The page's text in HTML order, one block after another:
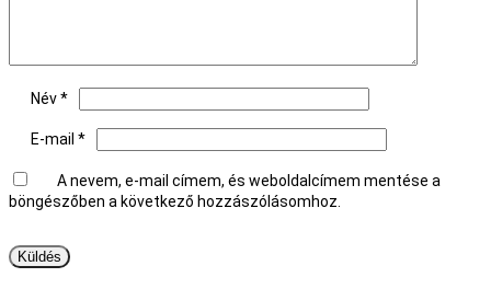
Név*
E-mail *
A nevem, e-mail címem, és weboldalcímem mentése a
böngészőben a következő hozzászólásomhoz.